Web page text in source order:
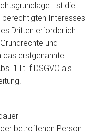
Ist die
berechtigten Interesses
Dritten erforderlich
und
das erstgenannte
1 lit. f DSGVO als
betroffenen Person